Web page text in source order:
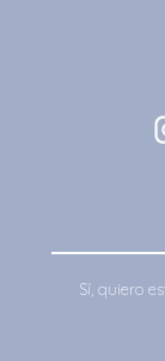
Sí, quiero